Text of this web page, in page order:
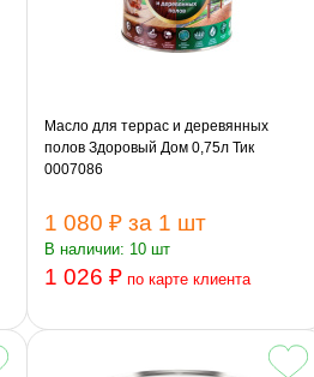
Масло для террас и деревянных
полов Здоровый Дом 0,75л Тик
0007086
1 080 ₽ за 1 шт
В наличии: 10 шт
1 026 ₽ по карте клиента